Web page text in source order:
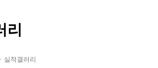
리
실적갤러리